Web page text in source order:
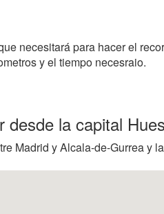
necesitará para hacer el
y el tiempo necesraio.
desde la capital
Madrid y Alcala-de-Gurrea y